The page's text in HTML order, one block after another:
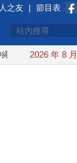
之友 | 節目表
末最近台灣 10日
2026 年 8